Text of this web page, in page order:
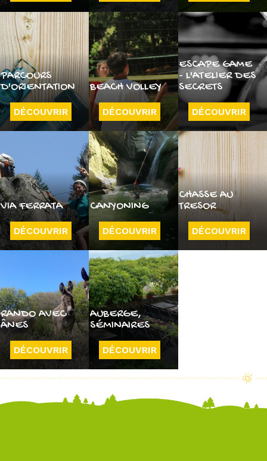
PARCOURS
D'ORIENTATION
DÉCOUVRIR
BEACH VOLLEY
DÉCOUVRIR
ESCAPE GAME
- L'ATELIER DES
SECRETS
DÉCOUVRIR
VIA FERRATA
DÉCOUVRIR
CANYONING
DÉCOUVRIR
CHASSE AU
TRESOR
DÉCOUVRIR
RANDO AVEC
ÂNES
DÉCOUVRIR
AUBERGE,
SÉMINAIRES
DÉCOUVRIR